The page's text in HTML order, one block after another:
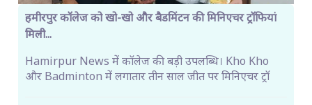
हमीरपुर कॉलेज को खो-खो और बैडमिंटन की मिनिएचर ट्रॉफियां
मिली...
Hamirpur News में कॉलेज की बड़ी उपलब्धि। Kho Kho
और Badminton में लगातार तीन साल जीत पर मिनिएचर ट्रॉ